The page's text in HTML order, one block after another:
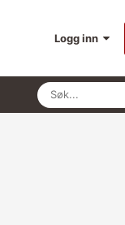
Logg inn